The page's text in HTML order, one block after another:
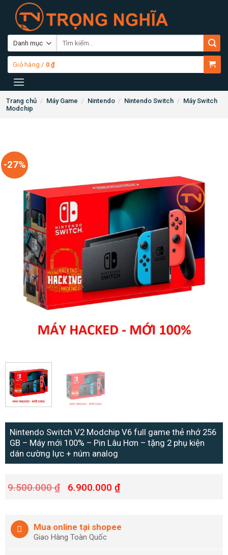
content
Tìm
Giỏ hàng / 0₫
Trang chủ / Máy Game / Nintendo / Nintendo Switch / Máy Switch
Modchip
-27%
Nintendo Switch V2 Modchip V6 full game thẻ nhớ 256
GB – Máy mới 100% – Pin Lâu Hơn – tặng 2 phụ kiện
dán cường lực + núm analog
9.500.000₫ 6.900.000₫
Mua online tại shopee
Giao Hàng Toàn Quốc